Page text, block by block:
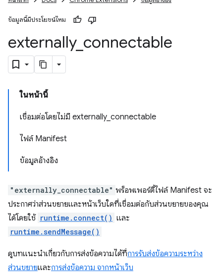
ข้อมูลนี้มีประโยชน์ไหม
externally_ connectable
ในหน้านี้
เชื่อมต่อโดยไม่มี externally_connectable
ไฟล์ Manifest
ข้อมูลอ้างอิง
"externally_connectable" พร็อพเพอร์ตี้ไฟล์ Manifest จะ
ประกาศว่าส่วนขยายและหน้าเว็บใดที่เชื่อมต่อกับส่วนขยายของคุณ
ได้โดยใช้ runtime.connect() และ
runtime.sendMessage()
ดูบทแนะนำเกี่ยวกับการส่งข้อความได้ที่การรับส่งข้อความระหว่าง
ส่วนขยายและการส่งข้อความ จากหน้าเว็บ